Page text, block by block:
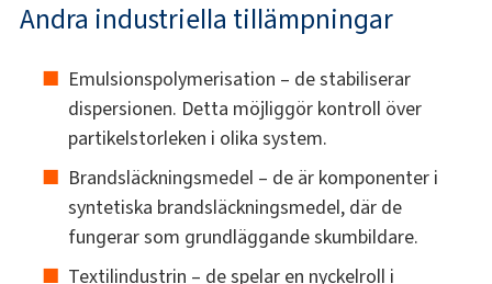
Andra industriella tillämpningar
Emulsionspolymerisation – de stabiliserar
dispersionen. Detta möjliggör kontroll över
partikelstorleken i olika system.
Brandsläckningsmedel – de är komponenter i
syntetiska brandsläckningsmedel, där de
fungerar som grundläggande skumbildare.
Textilindustrin – de spelar en nyckelroll i